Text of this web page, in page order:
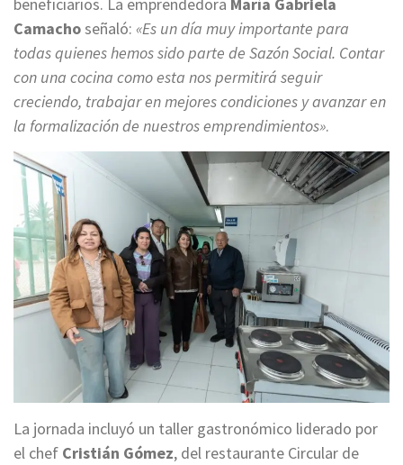
Camachoseñaló: «Es un día muy importante para
todas quienes hemos sido parte de Sazón Social. Contar
con una cocina como esta nos permitirá seguir
creciendo, trabajar en mejores condiciones y avanzar en
la formalización de nuestros emprendimientos».
La jornada incluyó un taller gastronómico liderado por
el chef Cristián Gómez, del restaurante Circular de